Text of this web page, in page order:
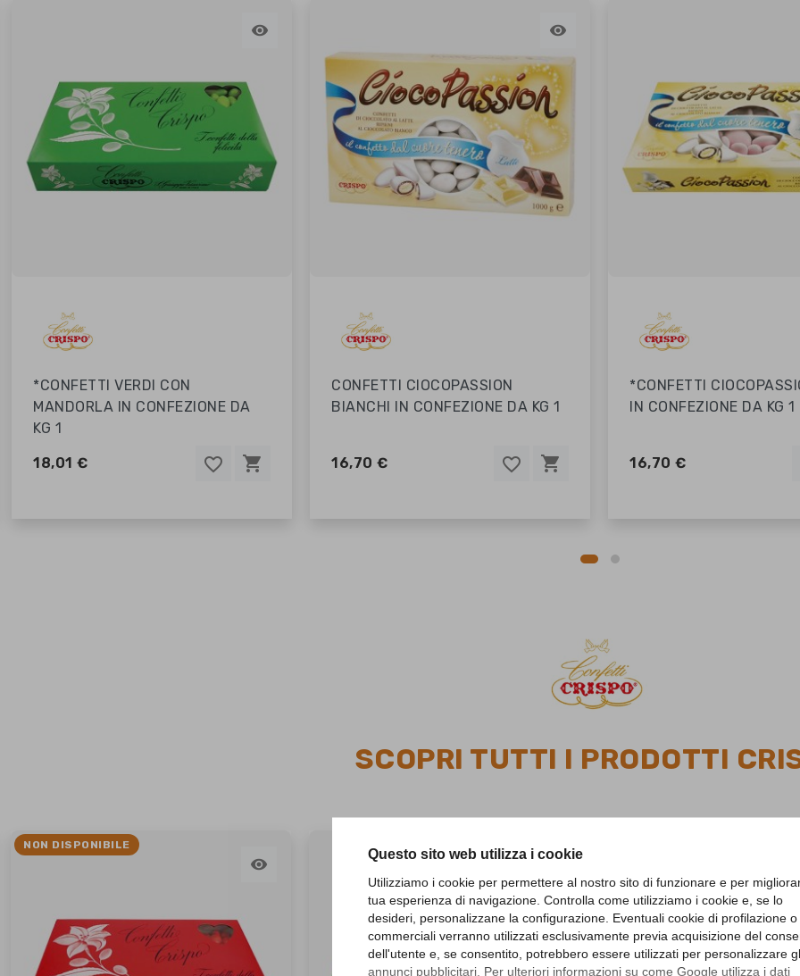
Questo sito web utilizza i cookie
Utilizziamo i cookie per permettere al nostro sito di funzionare e per
tua esperienza di navigazione. Controlla come utilizziamo i cookie e, se lo
desideri, personalizzane la configurazione. Eventuali cookie di profilazione o
commerciali verranno utilizzati esclusivamente previa acquisizione del
dell'utente e, se consentito, potrebbero essere utilizzati per personalizzare
annunci pubblicitari. Per ulteriori informazioni su come Google utilizza i dati

favorite_border
favorite_border
favorite_border
CONFETTI CIOCOPASSION
BIANCHI IN CONFEZIONE DA KG 1
16,70 € shopping_cart

favorite_border
favorite_border
favorite_border
*CONFETTI CIOCOPASSION ROSA
IN CONFEZIONE DA KG 1
16,70 € shopping_cart
*CONFETTI
CELESTE IN
16,70 €
SCOPRI TUTTI I PRODOTTI
NON DISPONIBILE
 